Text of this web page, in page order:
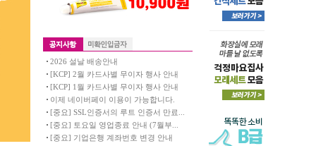
2026 설날 배송안내
[KCP] 2월 카드사별 무이자 행사 안내
[KCP] 1월 카드사별 무이자 행사 안내
이제 네이버페이 이용이 가능합니다.
[중요] SSL인증서의 루트 인증서 만료...
[중요] 토요일 영업종료 안내 (7월부...
[중요] 기업은행 계좌번호 변경 안내